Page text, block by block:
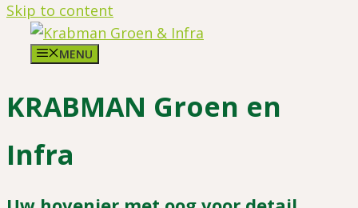
Skip to content
MENU
KRABMAN Groen en
Infra